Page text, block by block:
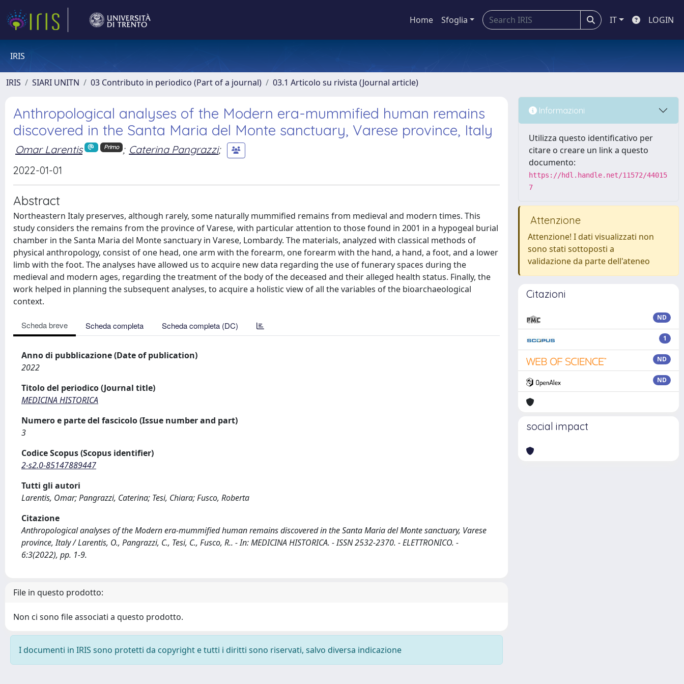
Home Sfoglia IT LOGIN
IRIS
IRIS SIARI UNITN 03 Contributo in periodico (Part of a journal) 03.1 Articolo su rivista (Journal article)
Anthropological analyses of the Modern era-mummified human remains
discovered in the Santa Maria del Monte sanctuary, Varese province, Italy
Omar Larentis Primo ; Caterina Pangrazzi;
2022-01-01
Abstract
Northeastern Italy preserves, although rarely, some naturally mummified remains from medieval and modern times. This
study considers the remains from the province of Varese, with particular attention to those found in 2001 in a hypogeal burial
chamber in the Santa Maria del Monte sanctuary in Varese, Lombardy. The materials, analyzed with classical methods of
physical anthropology, consist of one head, one arm with the forearm, one forearm with the hand, a hand, a foot, and a lower
limb with the foot. The analyses have allowed us to acquire new data regarding the use of funerary spaces during the
medieval and modern ages, regarding the treatment of the body of the deceased and their alleged health status. Finally, the
work helped in planning the subsequent analyses, to acquire a holistic view of all the variables of the bioarchaeological
context.
Scheda breve Scheda completa Scheda completa (DC)
Anno di pubblicazione (Date of publication)
2022
Titolo del periodico (Journal title)
MEDICINA HISTORICA
Numero e parte del fascicolo (Issue number and part)
3
Codice Scopus (Scopus identifier)
2-s2.0-85147889447
Tutti gli autori
Larentis, Omar; Pangrazzi, Caterina; Tesi, Chiara; Fusco, Roberta
Citazione
Anthropological analyses of the Modern era-mummified human remains discovered in the Santa Maria del Monte sanctuary, Varese
province, Italy / Larentis, O., Pangrazzi, C., Tesi, C., Fusco, R.. - In: MEDICINA HISTORICA. - ISSN 2532-2370. - ELETTRONICO. -
6:3(2022), pp. 1-9.
File in questo prodotto:
Non ci sono file associati a questo prodotto.
I documenti in IRIS sono protetti da copyright e tutti i diritti sono riservati, salvo diversa indicazione
Informazioni
Utilizza questo identificativo per
citare o creare un link a questo
documento:
https://hdl.handle.net/11572/44015
7
Attenzione
Attenzione! I dati visualizzati non
sono stati sottoposti a
validazione da parte dell'ateneo
Citazioni
ND
1
ND
ND
social impact